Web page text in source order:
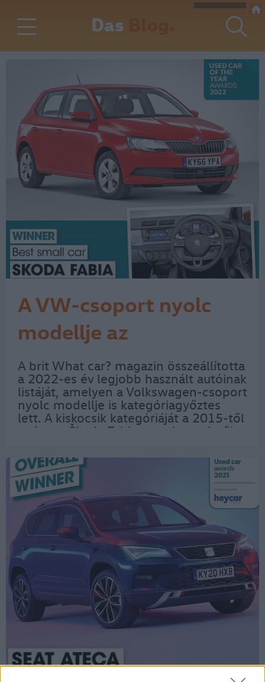
Das
A VW-csoport nyolc
modellje az
év legjobb használt
autói között
A brit What car? magazin összeállította
a 2022-es év legjobb használt autóinak
listáját, amelyen a Volkswagen-csoport
nyolc modellje is kategóriagyőztes
lett. A kiskocsik kategóriáját a 2015-től
gyártott Škoda Fabia vezeti, amelyről
a modell egyik legnagyobb…